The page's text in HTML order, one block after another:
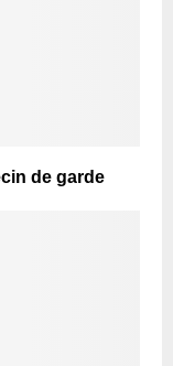
de garde